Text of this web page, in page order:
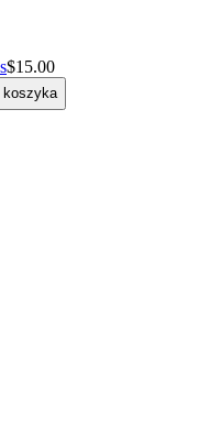
$15.00
koszyka